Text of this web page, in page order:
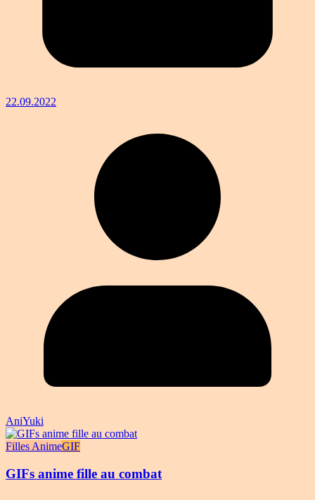
22.09.2022
AniYuki
Filles AnimeGIF
GIFs anime fille au combat